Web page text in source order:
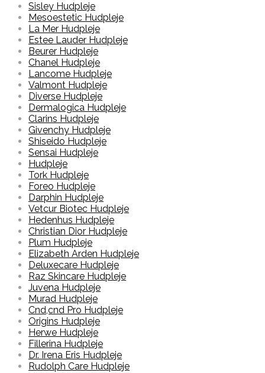
Sisley Hudpleje
Mesoestetic Hudpleje
La Mer Hudpleje
Estee Lauder Hudpleje
Beurer Hudpleje
Chanel Hudpleje
Lancome Hudpleje
Valmont Hudpleje
Diverse Hudpleje
Dermalogica Hudpleje
Clarins Hudpleje
Givenchy Hudpleje
Shiseido Hudpleje
Sensai Hudpleje
Hudpleje
Tork Hudpleje
Foreo Hudpleje
Darphin Hudpleje
Vetcur Biotec Hudpleje
Hedenhus Hudpleje
Christian Dior Hudpleje
Plum Hudpleje
Elizabeth Arden Hudpleje
Deluxecare Hudpleje
Raz Skincare Hudpleje
Juvena Hudpleje
Murad Hudpleje
Cnd,cnd Pro Hudpleje
Origins Hudpleje
Herwe Hudpleje
Fillerina Hudpleje
Dr. Irena Eris Hudpleje
Rudolph Care Hudpleje